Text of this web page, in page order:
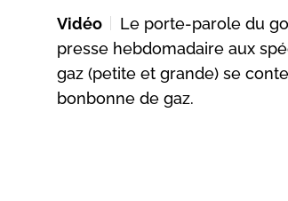
Vidéo
Le porte-parole du
presse hebdomadaire aux
gaz (petite et grande) se
bonbonne de gaz.